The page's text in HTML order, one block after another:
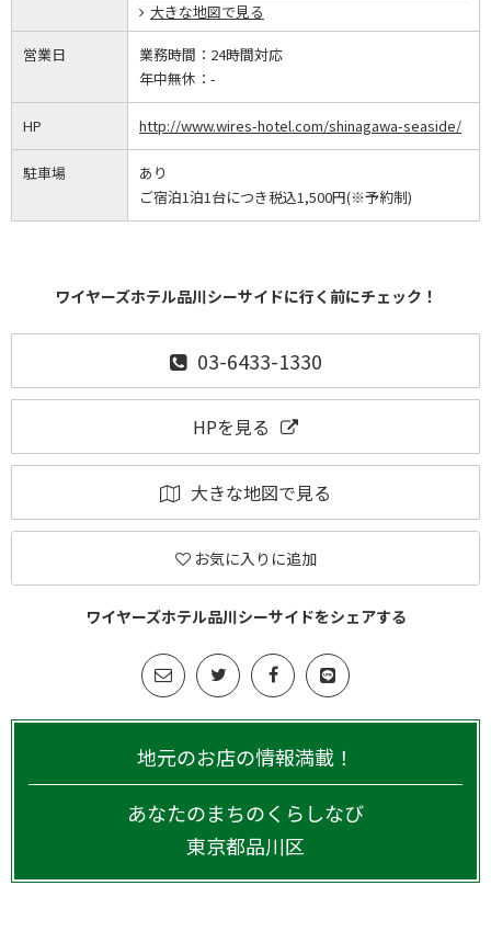
大きな地図で見る
営業日 業務時間： 24時間対応
年中無休： -
HP http://www.wires-hotel.com/shinagawa-seaside/
駐車場
あり
ご宿泊1泊1台につき税込1,500円(※予約制)
ワイヤーズホテル品川シーサイドに行く前にチェック！
03-6433-1330
HPを見る
大きな地図で見る
お気に入りに追加
ワイヤーズホテル品川シーサイドをシェアする
地元のお店の情報満載！
あなたのまちのくらしなび
東京都品川区